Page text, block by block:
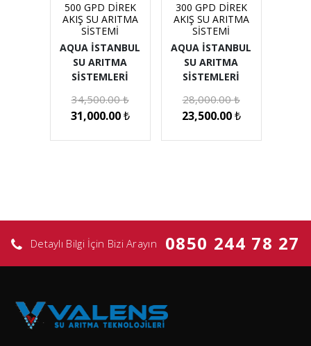
500 GPD DİREK
AKIŞ SU ARITMA
SİSTEMİ
AQUA İSTANBUL
SU ARITMA
SİSTEMLERİ
34,500.00₺
31,000.00₺
300 GPD DİREK
AKIŞ SU ARITMA
SİSTEMİ
AQUA İSTANBUL
SU ARITMA
SİSTEMLERİ
28,000.00₺
23,500.00₺
Detaylı Bilgi İçin Bizi Arayın 0850 244 78 27